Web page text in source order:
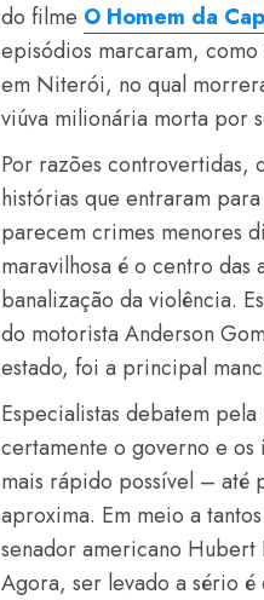
do filme O Homem da
episódios marcaram, como
em Niterói, no qual
viúva milionária morta por
Por razões controvertidas,
histórias que entraram
parecem crimes menores
maravilhosa é o centro
banalização da violência.
do motorista Anderson
estado, foi a principal
Especialistas debatem
certamente o governo e
mais rápido possível – até
aproxima. Em meio a
senador americano
Agora, ser levado a sério é